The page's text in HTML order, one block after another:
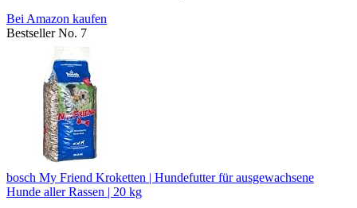
Bei Amazon kaufen
Bestseller No. 7
bosch My Friend Kroketten | Hundefutter für ausgewachsene
Hunde aller Rassen | 20 kg